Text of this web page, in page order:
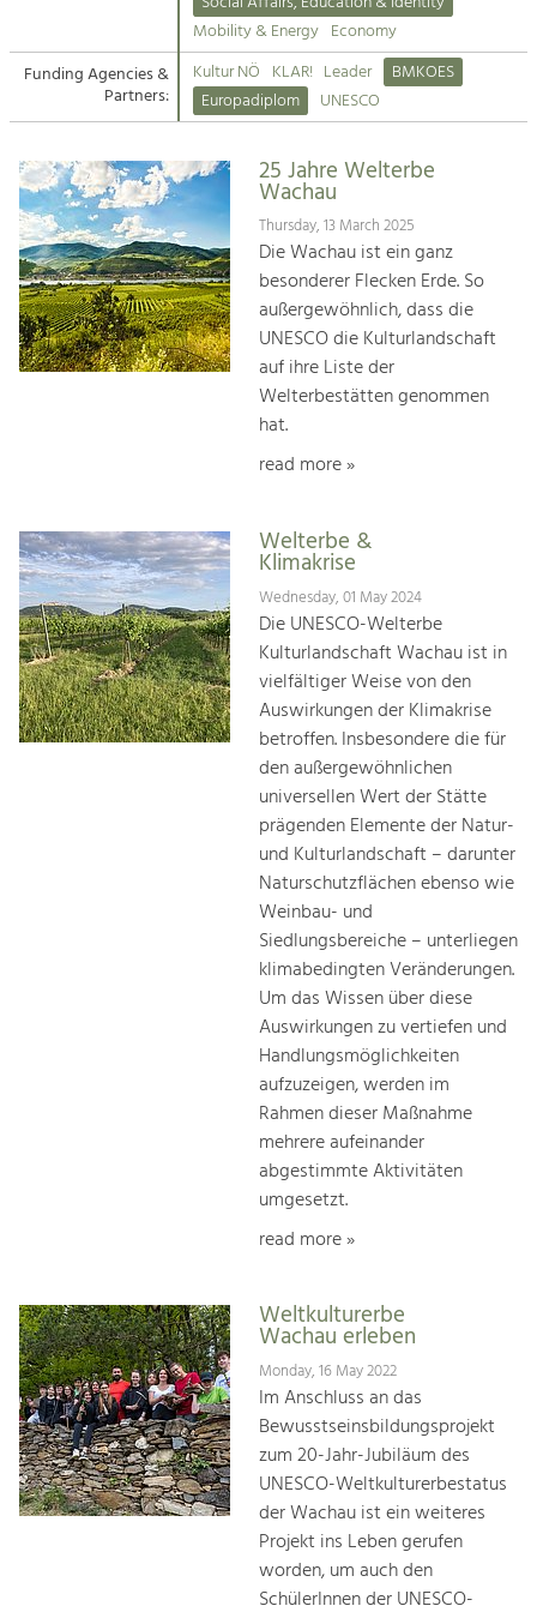
Suche
Impressum
Kontakt
Tourism
Offer Development and Positioning
Art & Culture
Crafts, Science and Research.
Social Affairs, Education
& Identity
Equality, Youth and Integration.
Climate Change, Public Transport and
Increase in Regional Value Added.
Mobility & Energy Economy
Funding Agencies &
Partners:
Kultur NÖ KLAR! Leader
BMKOES
Europadiplom
UNESCO
25 Jahre Welterbe
Wachau
Thursday, 13 March 2025
Die Wachau ist ein ganz
besonderer Flecken Erde. So
außergewöhnlich, dass die
UNESCO die Kulturlandschaft
auf ihre Liste der
Welterbestätten genommen
hat.
read more »
Welterbe &
Klimakrise
Wednesday, 01 May 2024
Die UNESCO-Welterbe
Kulturlandschaft Wachau ist in
vielfältiger Weise von den
Auswirkungen der Klimakrise
betroffen. Insbesondere die für
den außergewöhnlichen
universellen Wert der Stätte
prägenden Elemente der Natur-
und Kulturlandschaft – darunter
Naturschutzflächen ebenso wie
Weinbau- und
Siedlungsbereiche – unterliegen
klimabedingten Veränderungen.
Um das Wissen über diese
Auswirkungen zu vertiefen und
Handlungsmöglichkeiten
aufzuzeigen, werden im
Rahmen dieser Maßnahme
mehrere aufeinander
abgestimmte Aktivitäten
umgesetzt.
read more »
Weltkulturerbe
Wachau erleben
Monday, 16 May 2022
Im Anschluss an das
Bewusstseinsbildungsprojekt
zum 20-Jahr-Jubiläum des
UNESCO-Weltkulturerbestatus
der Wachau ist ein weiteres
Projekt ins Leben gerufen
worden, um auch den
SchülerInnen der UNESCO-